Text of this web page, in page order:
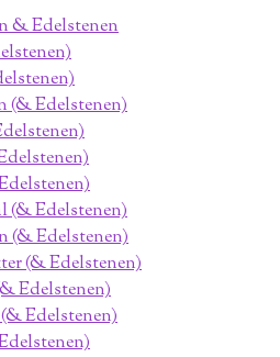
& Edelstenen
(& Edelstenen)
(& Edelstenen)
(& Edelstenen)
(& Edelstenen)
Edelstenen)
Edelstenen)